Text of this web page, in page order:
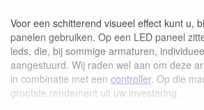
Voor een schitterend visueel effect kunt u,
panelen gebruiken. Op een LED paneel
leds, die, bij sommige armaturen,
aangestuurd. Wij raden wel aan om deze
in combinatie met een controller. Op die
grootste rendement uit uw investering.